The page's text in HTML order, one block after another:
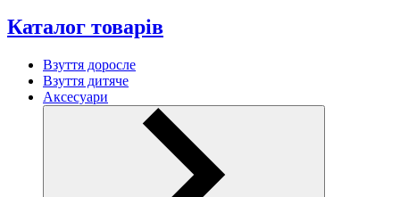
Каталог товарів
Взуття доросле
Взуття дитяче
Аксесуари